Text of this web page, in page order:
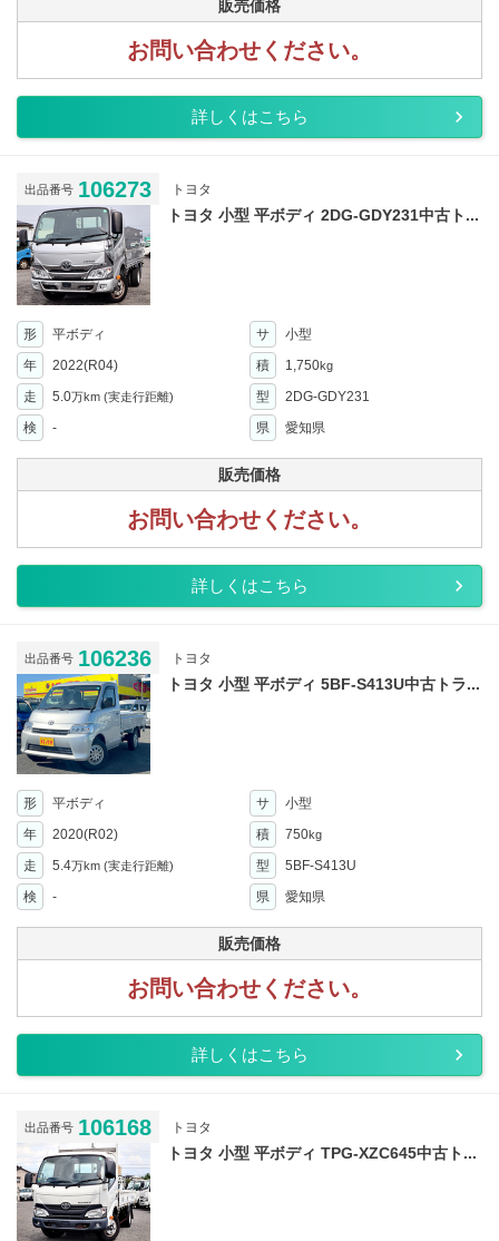
販売価格
お問い合わせください。
詳しくはこちら
出品番号 106273 トヨタ
トヨタ 小型 平ボディ 2DG-GDY231中古ト...
形 平ボディ サ
小型
年
2022(R04) 積 1,750kg
走 5.0万km (実走行距離) 型
2DG-GDY231
検
- 県 愛知県
販売価格
お問い合わせください。
詳しくはこちら
出品番号 106236 トヨタ
トヨタ 小型 平ボディ 5BF-S413U中古トラ...
形 平ボディ サ
小型
年
2020(R02) 積 750kg
走 5.4万km (実走行距離) 型
5BF-S413U
検
- 県 愛知県
販売価格
お問い合わせください。
詳しくはこちら
出品番号 106168 トヨタ
トヨタ 小型 平ボディ TPG-XZC645中古ト...